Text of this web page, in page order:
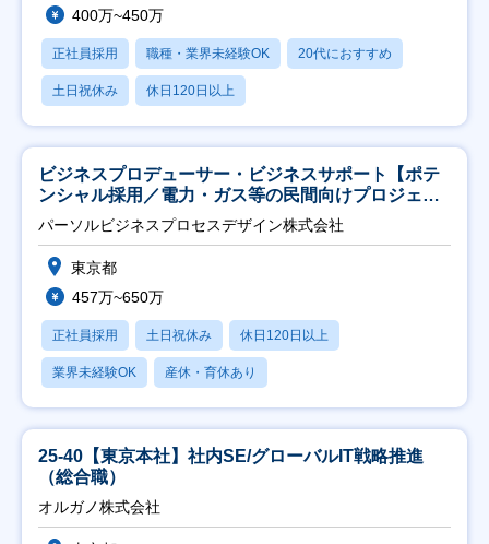
400万~450万
正社員採用 職種・業界未経験OK 20代におすすめ
土日祝休み 休日120日以上
ビジネスプロデューサー・ビジネスサポート【ポテ
ンシャル採用／電力・ガス等の民間向けプロジェク
ト推進】
パーソルビジネスプロセスデザイン株式会社
東京都
457万~650万
正社員採用 土日祝休み 休日120日以上
業界未経験OK 産休・育休あり
25-40【東京本社】社内SE/グローバルIT戦略推進
（総合職）
オルガノ株式会社